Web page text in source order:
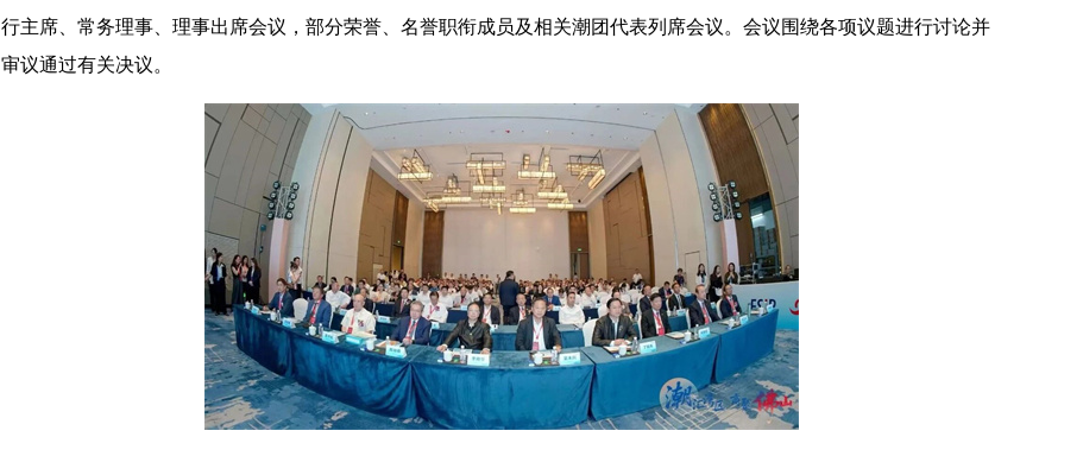
行主席、常务理事、理事出席会议，部分荣誉、名誉职衔成员及相关潮团代表列席会议。会议围绕各项议题进行讨论并
审议通过有关决议。